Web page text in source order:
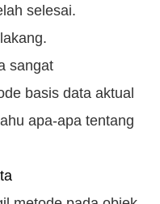
selesai.
sangat
basis data aktual
apa-apa tentang